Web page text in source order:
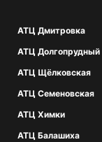
АТЦ Дмитровка
АТЦ Долгопрудный
АТЦ Щёлковская
АТЦ Семеновская
АТЦ Химки
АТЦ Балашиха